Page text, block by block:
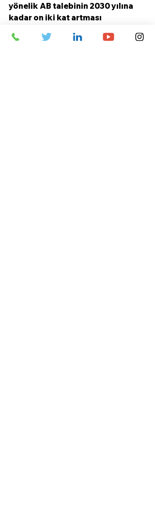
yönelik AB talebinin 2030 yılına
kadar on iki kat artması
arzı büyük jeopolitik, çevresel ve